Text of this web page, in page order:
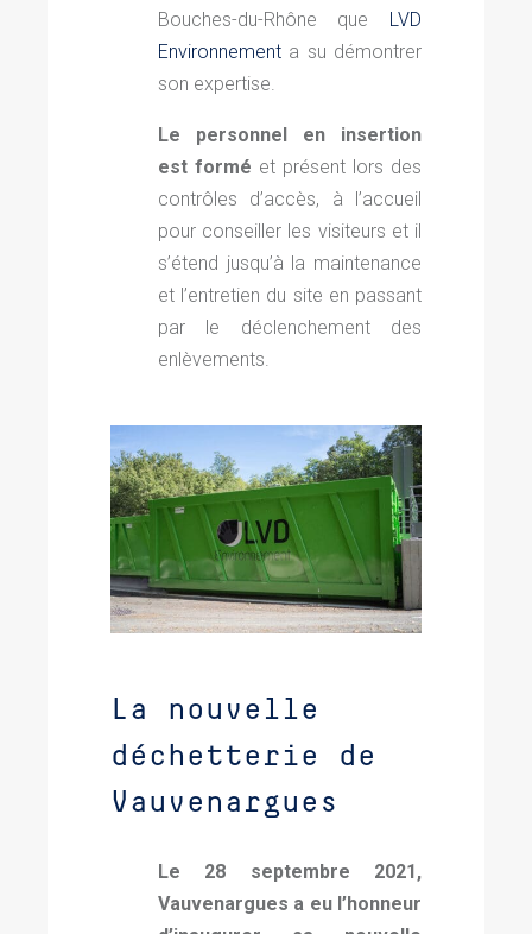
Bouches-du-Rhône que LVD
Environnementa su démontrer
son expertise.
Le personnel en insertion
est formé et présent lors des
contrôles d’accès, à l’accueil
pour conseiller les visiteurs et il
s’étend jusqu’à la maintenance
et l’entretien du site en passant
par le déclenchement des
enlèvements.
La nouvelle
déchetterie de
Vauvenargues
Le 28 septembre 2021,
Vauvenargues a eu l’honneur